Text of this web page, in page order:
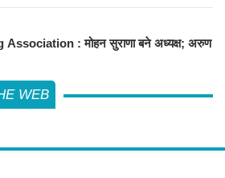
: मोहन सुराणा बने अध्यक्ष; अरुण
WEB